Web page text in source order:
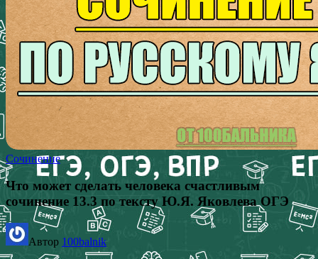
Сочинение
Что может сделать человека счастливым
сочинение 13.3 по тексту Ю.Я. Яковлева ОГЭ
Автор 100balnik